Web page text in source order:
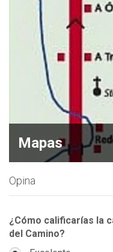
Mapas
Opina
¿Cómo calificarías la
del Camino?